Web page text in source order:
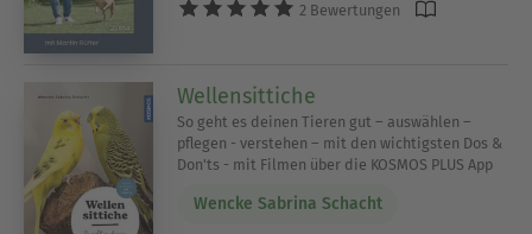
2 Bewertungen
Wellensittiche
So geht es deinen Tieren gut – auswählen –
pflegen - verstehen – mit den wichtigsten Dos &
Don'ts - mit Filmen über die KOSMOS PLUS App
Wencke Sabrina Schacht